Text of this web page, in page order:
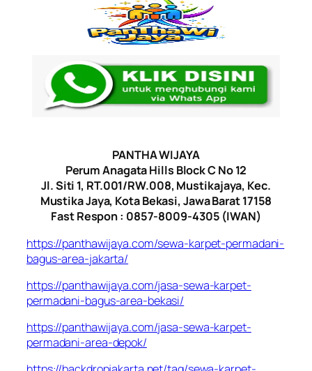
PANTHA WIJAYA
Perum Anagata Hills Block C No 12
Jl. Siti 1, RT.001/RW.008, Mustikajaya, Kec.
Mustika Jaya, Kota Bekasi, Jawa Barat 17158
Fast Respon : 0857-8009-4305 (IWAN)
https://panthawijaya.com/sewa-karpet-permadani-
bagus-area-jakarta/
https://panthawijaya.com/jasa-sewa-karpet-
permadani-bagus-area-bekasi/
https://panthawijaya.com/jasa-sewa-karpet-
permadani-area-depok/